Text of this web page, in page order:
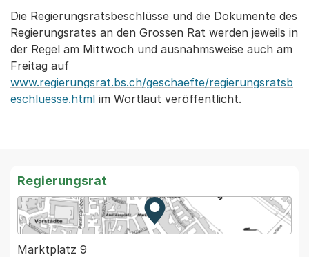
Die Regierungsratsbeschlüsse und die Dokumente des
Regierungsrates an den Grossen Rat werden jeweils in
der Regel am Mittwoch und ausnahmsweise auch am
Freitag auf
www.regierungsrat.bs.ch/geschaefte/regierungsratsb
eschluesse.html im Wortlaut veröffentlicht.
Regierungsrat
Zur Karte von MapBS.
Externer Link, wird in einem
Marktplatz 9